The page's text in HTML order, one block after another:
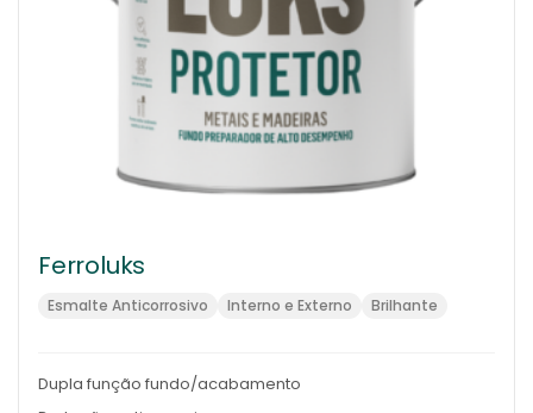
Ferroluks
Esmalte Anticorrosivo Interno e Externo Brilhante
Dupla função fundo/acabamento